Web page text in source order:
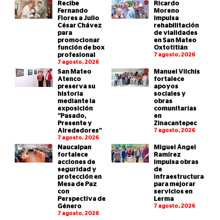
Recibe
Fernando
Flores a Julio
César Chávez
para
promocionar
función de box
profesional
7 agosto, 2026
Ricardo
Moreno
impulsa
rehabilitación
de vialidades
en San Mateo
Oxtotitlán
7 agosto, 2026
San Mateo
Atenco
preserva su
historia
mediante la
exposición
“Pasado,
Presente y
Alrededores”
7 agosto, 2026
Manuel Vilchis
fortalece
apoyos
sociales y
obras
comunitarias
en
Zinacantepec
7 agosto, 2026
Naucalpan
fortalece
acciones de
seguridad y
protección en
Mesa de Paz
con
Perspectiva de
Género
7 agosto, 2026
Miguel Ángel
Ramírez
impulsa obras
de
infraestructura
para mejorar
servicios en
Lerma
7 agosto, 2026